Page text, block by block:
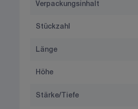
Verpackungsinhalt
Stückzahl
Länge
Höhe
Stärke/Tiefe